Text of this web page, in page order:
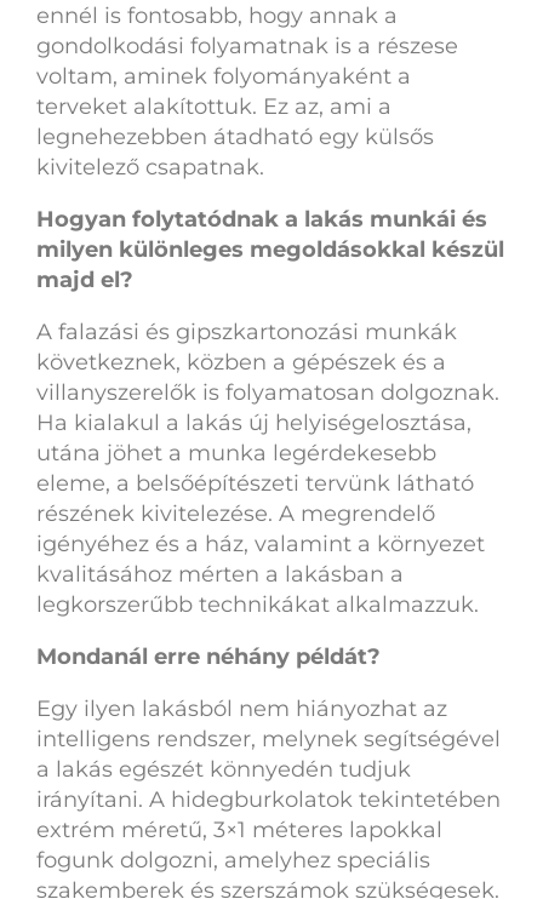
ennél is fontosabb, hogy annak a
gondolkodási folyamatnak is a részese
voltam, aminek folyományaként a
terveket alakítottuk. Ez az, ami a
legnehezebben átadható egy külsős
kivitelező csapatnak.
Hogyan folytatódnak a lakás munkái és
milyen különleges megoldásokkal készül
majd el?
A falazási és gipszkartonozási munkák
következnek, közben a gépészek és a
villanyszerelők is folyamatosan dolgoznak.
Ha kialakul a lakás új helyiségelosztása,
utána jöhet a munka legérdekesebb
eleme, a belsőépítészeti tervünk látható
részének kivitelezése. A megrendelő
igényéhez és a ház, valamint a környezet
kvalitásához mérten a lakásban a
legkorszerűbb technikákat alkalmazzuk.
Mondanál erre néhány példát?
Egy ilyen lakásból nem hiányozhat az
intelligens rendszer, melynek segítségével
a lakás egészét könnyedén tudjuk
irányítani. A hidegburkolatok tekintetében
extrém méretű, 3×1 méteres lapokkal
fogunk dolgozni, amelyhez speciális
szakemberek és szerszámok szükségesek.